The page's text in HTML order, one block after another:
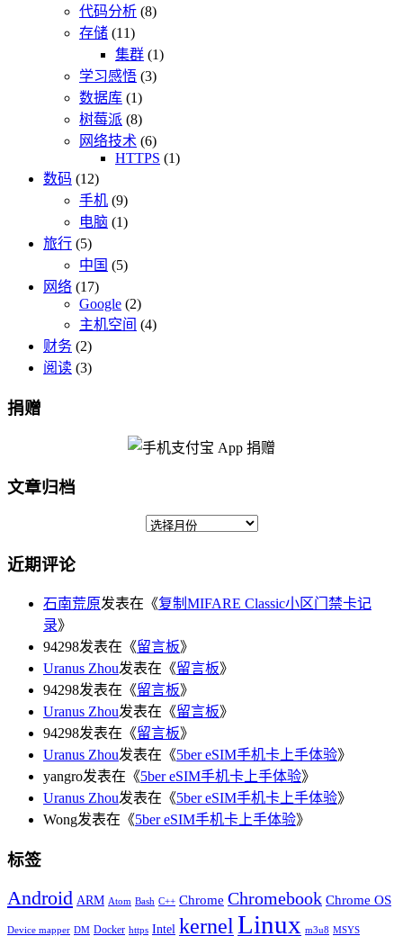
代码分析 (8)
存储 (11)
集群 (1)
学习感悟 (3)
数据库 (1)
树莓派 (8)
网络技术 (6)
HTTPS (1)
数码 (12)
手机 (9)
电脑 (1)
旅行 (5)
中国 (5)
网络 (17)
Google (2)
主机空间 (4)
财务 (2)
阅读 (3)
捐赠
文章归档
近期评论
石南荒原发表在《复制MIFARE Classic小区门禁卡记
录》
94298发表在《留言板》
Uranus Zhou发表在《留言板》
94298发表在《留言板》
Uranus Zhou发表在《留言板》
94298发表在《留言板》
Uranus Zhou发表在《5ber eSIM手机卡上手体验》
yangro发表在《5ber eSIM手机卡上手体验》
Uranus Zhou发表在《5ber eSIM手机卡上手体验》
Wong发表在《5ber eSIM手机卡上手体验》
标签
Android ARM Atom Bash C++ Chrome Chromebook Chrome OS
Device mapper DM Docker https Intel kernel Linux m3u8 MSYS